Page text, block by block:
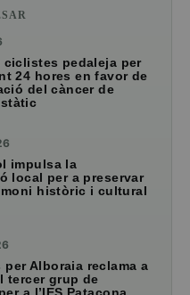
ciclistes pedaleja per
24 hores en favor de
del càncer de
impulsa la
local per a preservar
històric i cultural
per Alboraia reclama a
tercer grup de